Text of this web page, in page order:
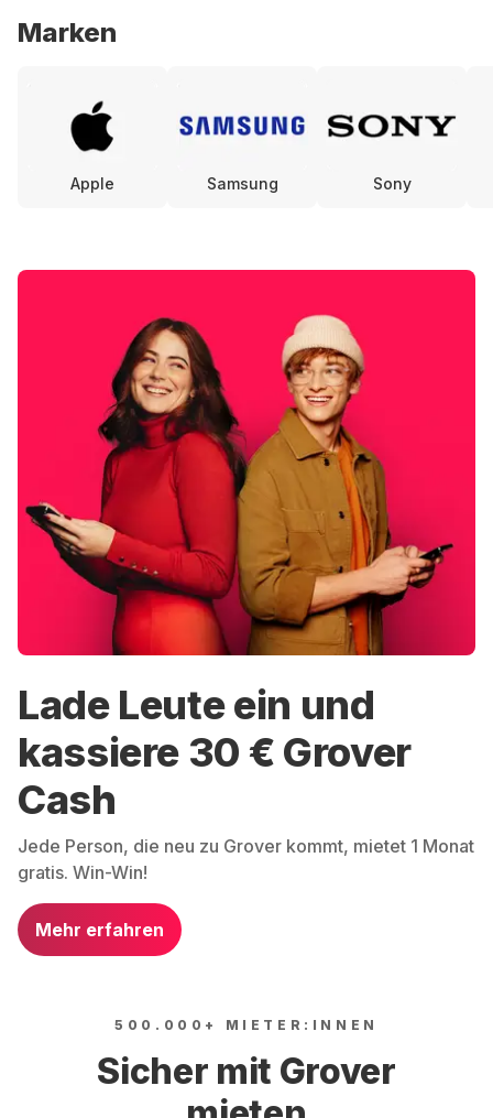
Marken
Apple Samsung Sony
Lade Leute ein und
kassiere 30 € Grover
Cash
Jede Person, die neu zu Grover kommt, mietet 1 Monat
gratis. Win-Win!
Mehr erfahren
500.000+ MIETER:INNEN
Sicher mit Grover